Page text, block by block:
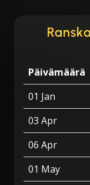
Päivämäärä
01 Jan
03 Apr
06 Apr
01 May